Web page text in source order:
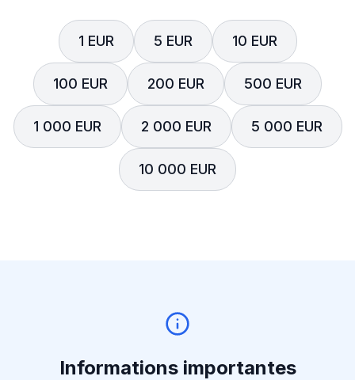
1 EUR 5 EUR 10 EUR
100 EUR 200 EUR 500 EUR
1 000 EUR 2 000 EUR 5 000 EUR
10 000 EUR
Informations importantes